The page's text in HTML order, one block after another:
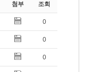
첨부 조회
0
0
0